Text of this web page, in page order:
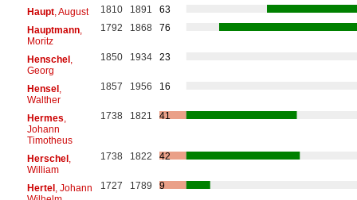
Haupt, August 1810 1891
63
Hauptmann,
Moritz
1792 1868 76
Henschel,
Georg
1850 1934 23
Hensel,
Walther
1857 1956 16
Hermes
Johann
Timotheus
1738 1821 41
Herschel,
William
1738 1822 42
Hertel, Johann
1727 1789 9